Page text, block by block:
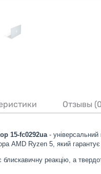
Отзывы
15-fc0292ua - універсальний
AMD Ryzen 5, який
блискавичну реакцію, а